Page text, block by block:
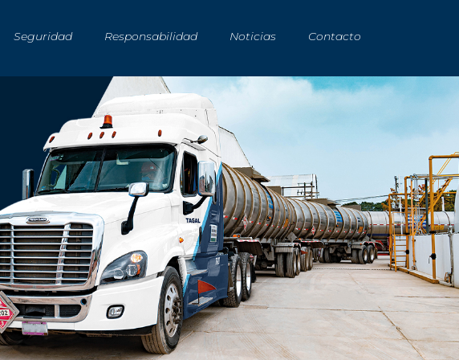
Seguridad Responsabilidad Noticias Contacto